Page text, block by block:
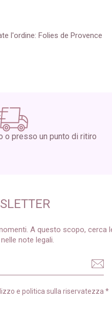
l'ordine: Folies de Provence
o presso un punto di ritiro
A questo scopo, cerca
note legali.
e politica sulla riservatezza *